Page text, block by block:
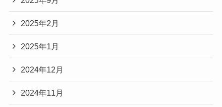
2025年2月
2025年1月
2024年12月
2024年11月